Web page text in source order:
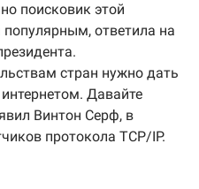
поисковик этой
ответила на
стран нужно дать
Давайте
Винтон Серф, в
протокола TCP/IP.